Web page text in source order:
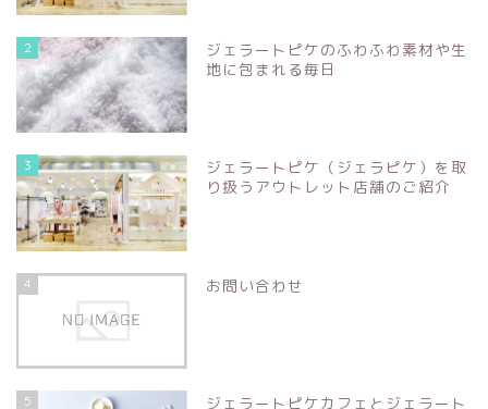
2
ジェラートピケのふわふわ素材や生
地に包まれる毎日
3
ジェラートピケ（ジェラピケ）を取
り扱うアウトレット店舗のご紹介
4 お問い合わせ
5 ジェラートピケカフェとジェラート